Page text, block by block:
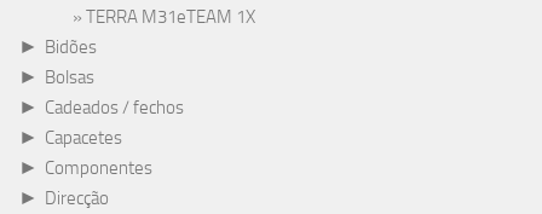
TERRA M31eTEAM 1X
► Bidões
► Bolsas
► Cadeados / fechos
► Capacetes
► Componentes
► Direcção